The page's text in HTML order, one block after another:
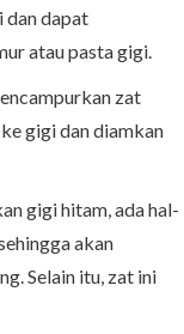
dan dapat
atau pasta gigi.
zat
gigi dan diamkan
gigi hitam, ada hal-
akan
Selain itu, zat ini